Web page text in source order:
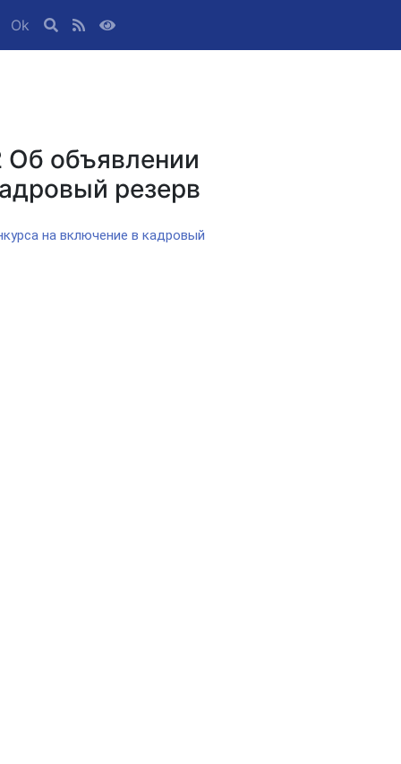
Ok
объявлении
резерв
на включение в кадровый